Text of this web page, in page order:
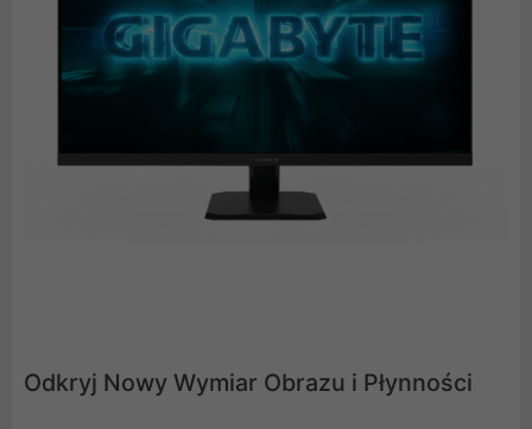
Odkryj Nowy Wymiar Obrazu i Płynności